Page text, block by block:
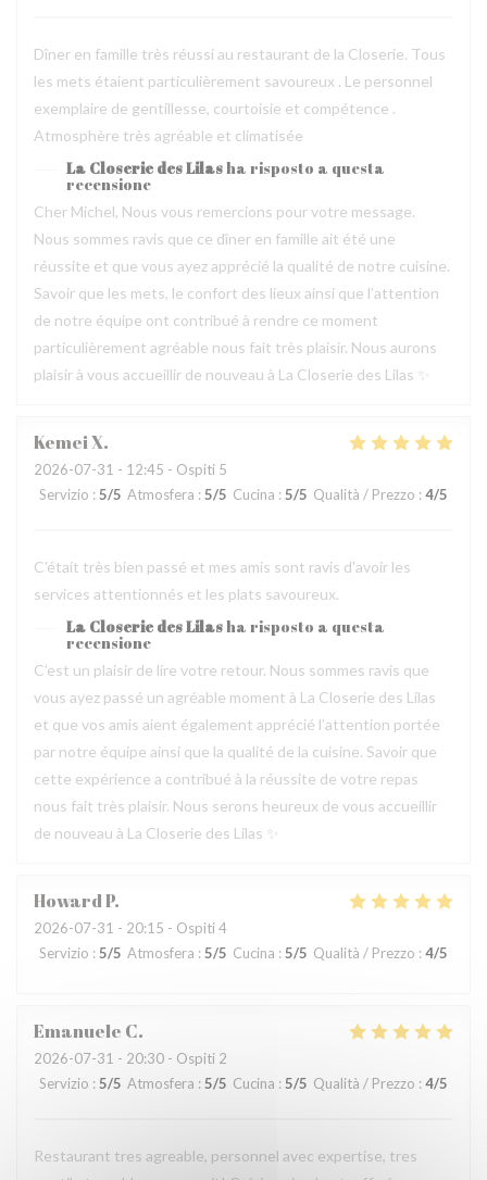
Dîner en famille très réussi au restaurant de la Closerie. Tous
les mets étaient particulièrement savoureux . Le personnel
exemplaire de gentillesse, courtoisie et compétence .
Atmosphère très agréable et climatisée
La Closerie des Lilasha risposto a questa
recensione
Cher Michel, Nous vous remercions pour votre message.
Nous sommes ravis que ce dîner en famille ait été une
réussite et que vous ayez apprécié la qualité de notre cuisine.
Savoir que les mets, le confort des lieux ainsi que l’attention
de notre équipe ont contribué à rendre ce moment
particulièrement agréable nous fait très plaisir. Nous aurons
plaisir à vous accueillir de nouveau à La Closerie des Lilas ✨
KemeiX
2026-07-31 - 12:45 - Ospiti 5
Servizio : 5/5 Atmosfera : 5/5 Cucina : 5/5 Qualità / Prezzo : 4/5
C'était très bien passé et mes amis sont ravis d'avoir les
services attentionnés et les plats savoureux.
La Closerie des Lilasha risposto a questa
recensione
C’est un plaisir de lire votre retour. Nous sommes ravis que
vous ayez passé un agréable moment à La Closerie des Lilas
et que vos amis aient également apprécié l’attention portée
par notre équipe ainsi que la qualité de la cuisine. Savoir que
cette expérience a contribué à la réussite de votre repas
nous fait très plaisir. Nous serons heureux de vous accueillir
de nouveau à La Closerie des Lilas ✨
HowardP
2026-07-31 - 20:15 - Ospiti 4
Servizio : 5/5 Atmosfera : 5/5 Cucina : 5/5 Qualità / Prezzo : 4/5
Emanuele C
2026-07-31 - 20:30 - Ospiti 2
Servizio : 5/5 Atmosfera : 5/5 Cucina : 5/5 Qualità / Prezzo : 4/5
Restaurant tres agreable, personnel avec expertise, tres